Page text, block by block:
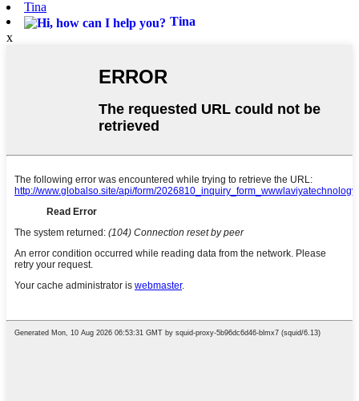
Tina
Tina
x